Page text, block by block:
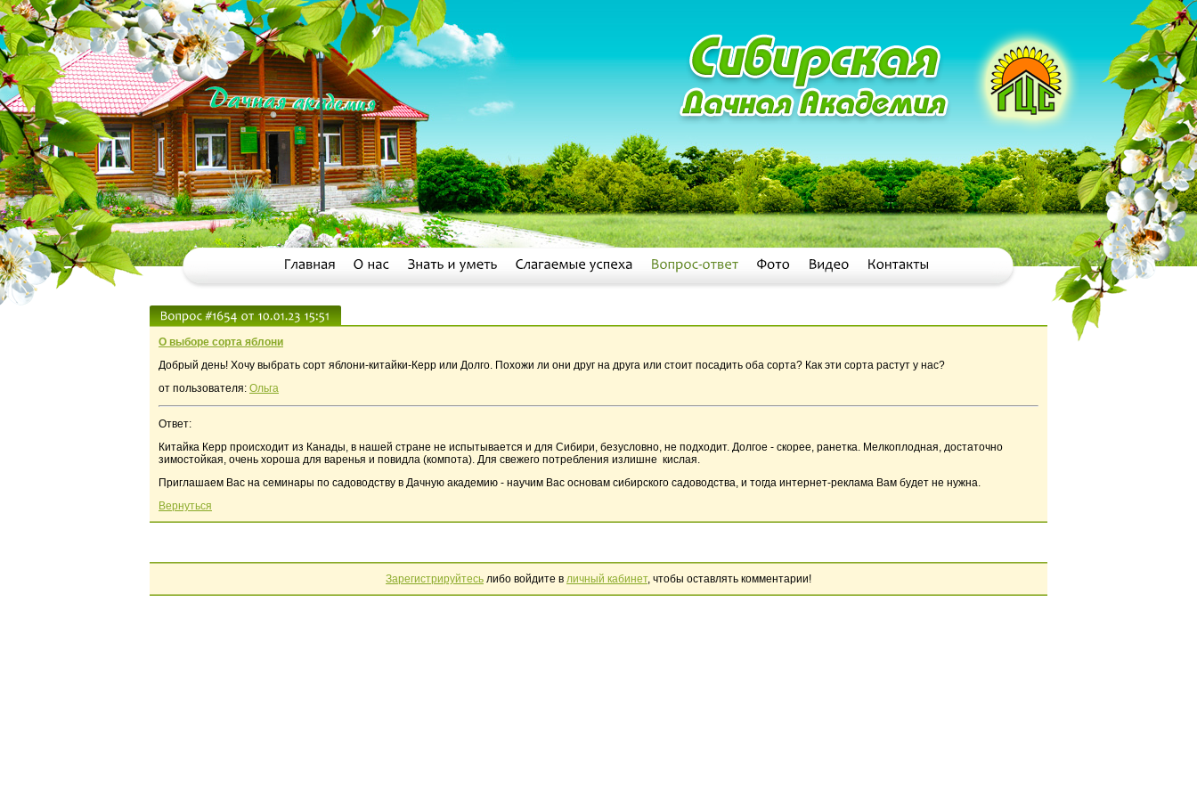
О выборе сорта яблони
Добрый день! Хочу выбрать сорт яблони-китайки-Керр или Долго. Похожи ли они друг на друга или стоит посадить оба сорта? Как эти сорта растут у нас?
от пользователя: Ольга
Ответ:
Китайка Керр происходит из Канады, в нашей стране не испытывается и для Сибири, безусловно, не подходит. Долгое - скорее, ранетка. Мелкоплодная, достаточно
зимостойкая, очень хороша для варенья и повидла (компота). Для свежего потребления излишне кислая.
Приглашаем Вас на семинары по садоводству в Дачную академию - научим Вас основам сибирского садоводства, и тогда интернет-реклама Вам будет не нужна.
Вернуться
Зарегистрируйтесь либо войдите в личный кабинет, чтобы оставлять комментарии!